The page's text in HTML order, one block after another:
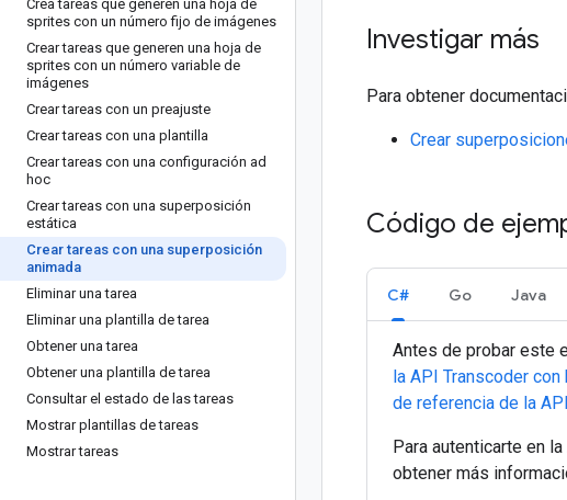
Crea tareas que generen una hoja de
sprites con un número fijo de imágenes
Crear tareas que generen una hoja de
sprites con un número variable de
imágenes
Crear tareas con un preajuste
Crear tareas con una plantilla
Crear tareas con una configuración ad
hoc
Crear tareas con una superposición
estática
Crear tareas con una superposición
animada
Eliminar una tarea
Eliminar una plantilla de tarea
Obtener una tarea
Obtener una plantilla de tarea
Consultar el estado de las tareas
Mostrar plantillas de tareas
Mostrar tareas
Investigar más
Para obtener
Crear
Código de
C# Go Java
Antes de probar este
la API Transcoder
de referencia de la API
Para autenticarte en
obtener más